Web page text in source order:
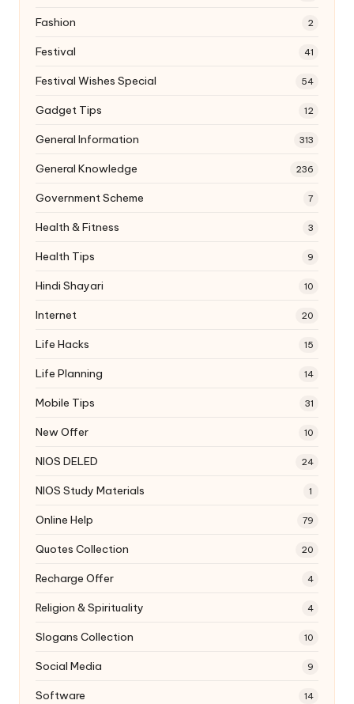
Fashion 2
Festival 41
Festival Wishes Special 54
Gadget Tips 12
General Information 313
General Knowledge 236
Government Scheme 7
Health & Fitness 3
Health Tips 9
Hindi Shayari 10
Internet 20
Life Hacks 15
Life Planning 14
Mobile Tips 31
New Offer 10
NIOS DELED 24
NIOS Study Materials 1
Online Help 79
Quotes Collection 20
Recharge Offer 4
Religion & Spirituality 4
Slogans Collection 10
Social Media 9
Software 14